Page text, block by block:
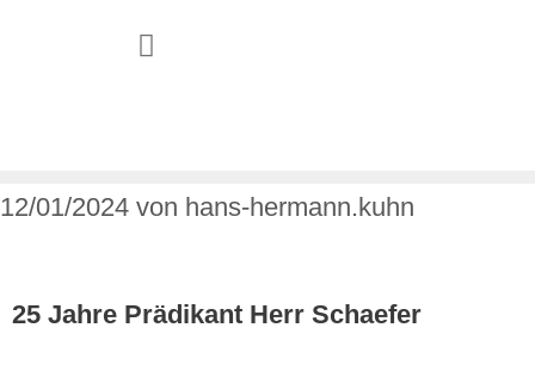
12/01/2024 von hans-hermann.kuhn
25 Jahre Prädikant Herr Schaefer